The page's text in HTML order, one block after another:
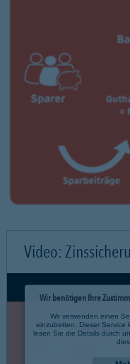
Video:
Wir benötigen Ihre
Wir verwenden einen
einzubetten. Dieser Service
lesen Sie die Details durch